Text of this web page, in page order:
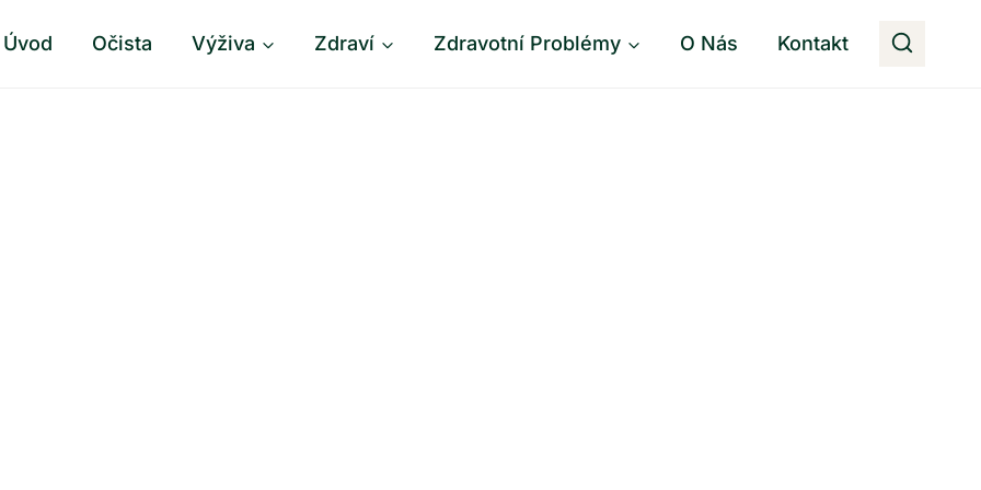
Úvod Očista Výživa Zdraví Zdravotní Problémy O Nás Kontakt